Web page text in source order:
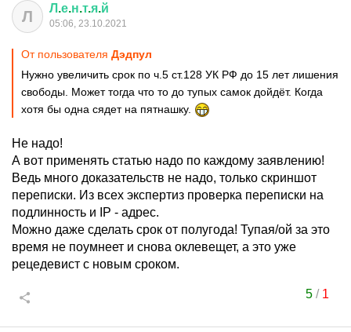
Л Л .е.н.т.я.й
05:06, 23.10.2021
От пользователя Дэдпул
Нужно увеличить срок по ч.5 ст.128 УК РФ до 15 лет лишения
свободы. Может тогда что то до тупых самок дойдёт. Когда
хотя бы одна сядет на пятнашку.
Не надо!
А вот применять статью надо по каждому заявлению!
Ведь много доказательств не надо, только скриншот
переписки. Из всех экспертиз проверка переписки на
подлинность и IP - адрес.
Можно даже сделать срок от полугода! Тупая/ой за это
время не поумнеет и снова оклевещет, а это уже
рецедевист с новым сроком.
5/ 1